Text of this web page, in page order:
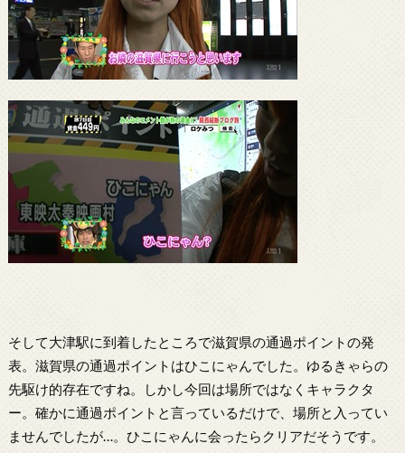
そして大津駅に到着したところで滋賀県の通過ポイントの発
表。滋賀県の通過ポイントはひこにゃんでした。ゆるきゃらの
先駆け的存在ですね。しかし今回は場所ではなくキャラクタ
ー。確かに通過ポイントと言っているだけで、場所と入ってい
ませんでしたが…。ひこにゃんに会ったらクリアだそうです。